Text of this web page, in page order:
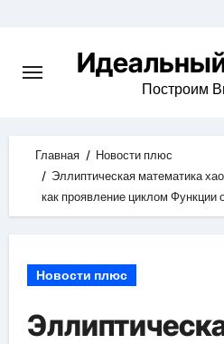
content
Построим
Главная
Новости плюс
Эллиптическая математика
как проявление циклом Функции
Новости плюс